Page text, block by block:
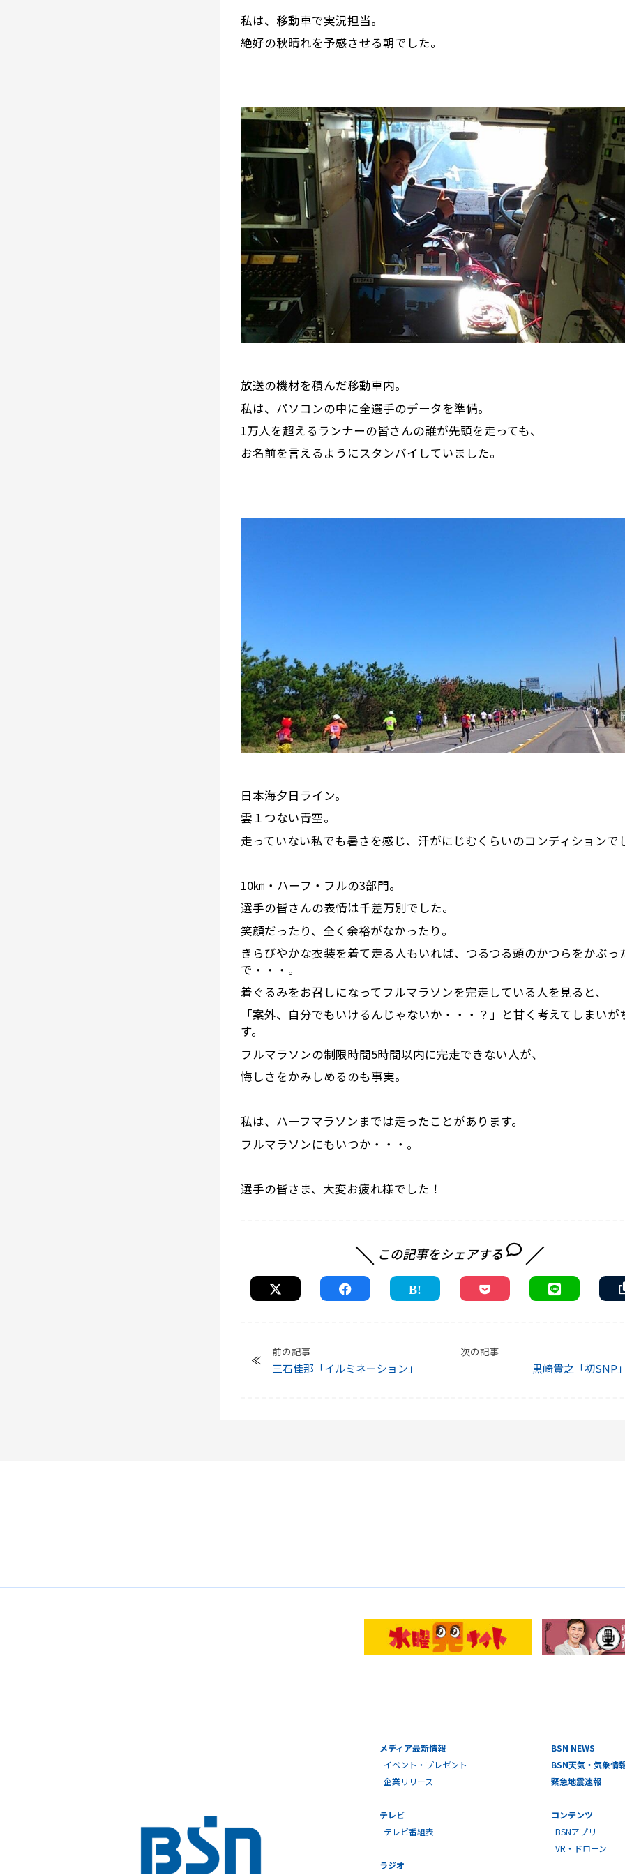
私は、移動車で実況担当。
絶好の秋晴れを予感させる朝でした。
放送の機材を積んだ移動車内。
私は、パソコンの中に全選手のデータを準備。
1万人を超えるランナーの皆さんの誰が先頭を走っても、
お名前を言えるようにスタンバイしていました。
日本海夕日ライン。
雲１つない青空。
走っていない私でも暑さを感じ、汗がにじむくらいのコンディションで
10㎞・ハーフ・フルの3部門。
選手の皆さんの表情は千差万別でした。
笑顔だったり、全く余裕がなかったり。
きらびやかな衣装を着て走る人もいれば、つるつる頭のかつらをかぶっ
で・・・。
着ぐるみをお召しになってフルマラソンを完走している人を見ると、
「案外、自分でもいけるんじゃないか・・・？」と甘く考えてしまいが
す。
フルマラソンの制限時間5時間以内に完走できない人が、
悔しさをかみしめるのも事実。
私は、ハーフマラソンまでは走ったことがあります。
フルマラソンにもいつか・・・。
選手の皆さま、大変お疲れ様でした！
この記事をシェアする
前の記事
三石佳那「イルミネーション」
次の記事
黒崎貴之「初SNP
メディア最新情報
イベント・プレゼント
企業リリース
テレビ
テレビ番組表
ラジオ
BSN NEWS
BSN天気・気象情
緊急地震速報
コンテンツ
BSNアプリ
VR・ドローン